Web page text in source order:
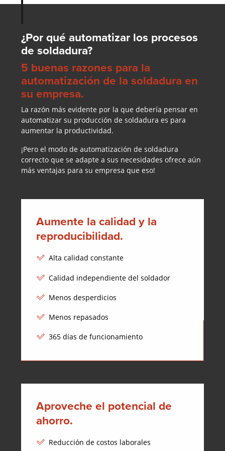
¿Por qué automatizar los procesos
de soldadura?
5 buenas razones para la
automatización de la soldadura en
su empresa.
La razón más evidente por la que debería pensar en
automatizar su producción de soldadura es para
aumentar la productividad.
¡Pero el modo de automatización de soldadura
correcto que se adapte a sus necesidades ofrece aún
más ventajas para su empresa que eso!
Aumente la calidad y la
reproducibilidad.
Alta calidad constante
Calidad independiente del soldador
Menos desperdicios
Menos repasados
365 días de funcionamiento
Aproveche el potencial de
ahorro.
Reducción de costos laborales